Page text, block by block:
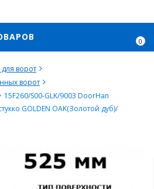
0
ворот
ворот
15F260/S00-GLK/9003 DoorHan
GOLDEN OAK(Золотой дуб)/